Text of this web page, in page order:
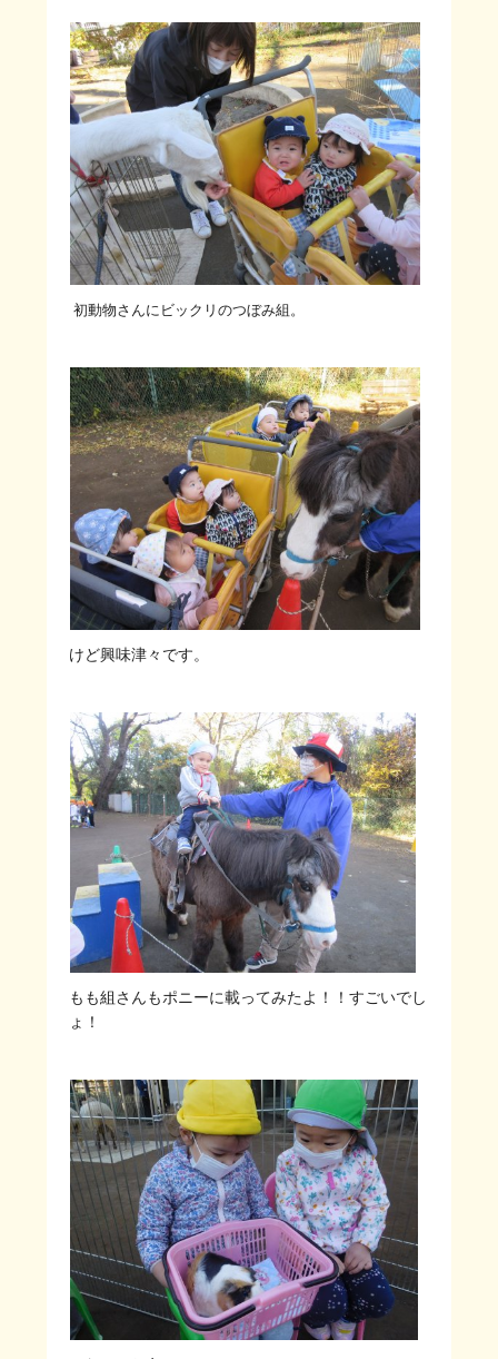
初動物さんにビックリのつぼみ組。
けど興味津々です。
もも組さんもポニーに載ってみたよ！！すごいでし
ょ！